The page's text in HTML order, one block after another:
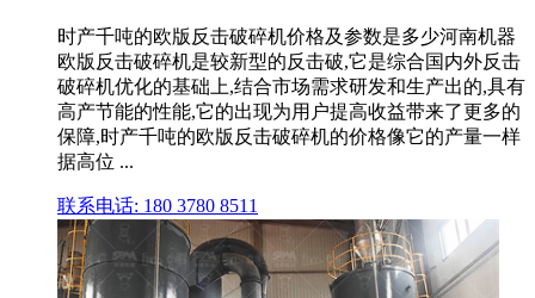
时产千吨的欧版反击破碎机价格及参数是多少河南机器
欧版反击破碎机是较新型的反击破,它是综合国内外反击
破碎机优化的基础上,结合市场需求研发和生产出的,具有
高产节能的性能,它的出现为用户提高收益带来了更多的
保障,时产千吨的欧版反击破碎机的价格像它的产量一样
据高位 ...
联系电话: 180 3780 8511